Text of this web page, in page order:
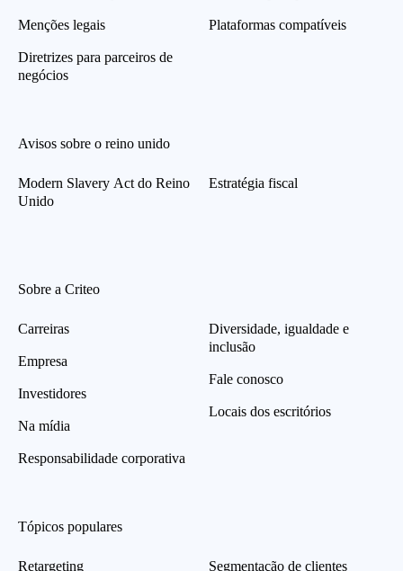
Menções legais
Diretrizes para parceiros de
negócios
Plataformas compatíveis
Avisos sobre o reino unido
Modern Slavery Act do Reino
Unido
Estratégia fiscal
Sobre a Criteo
Carreiras
Empresa
Investidores
Na mídia
Responsabilidade corporativa
Diversidade, igualdade e
inclusão
Fale conosco
Locais dos escritórios
Tópicos populares
Retargeting Segmentação de clientes